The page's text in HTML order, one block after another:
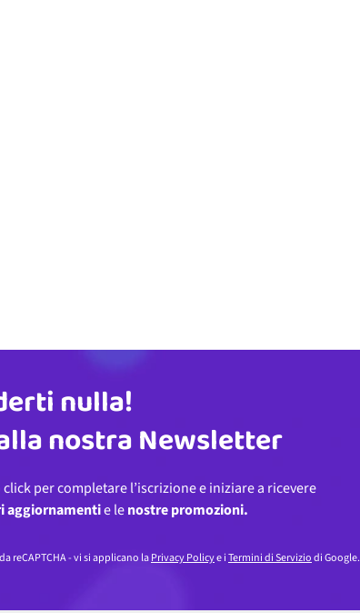
nulla!
nostra Newsletter
per completare l’iscrizione e iniziare a ricevere
aggiornamentie lenostre promozioni.
reCAPTCHA - vi si applicano laPrivacy Policye iTermini di Serviziodi Google.